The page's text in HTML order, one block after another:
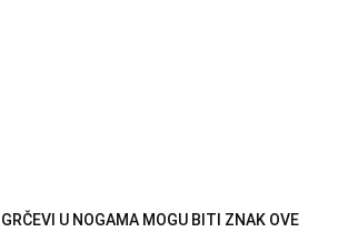
GRČEVI U NOGAMA MOGU BITI ZNAK OVE